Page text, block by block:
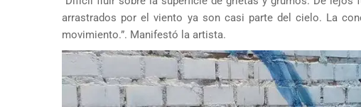
arrastrados por el viento ya son casi parte del cielo. La
movimiento.”. Manifestó la artista.